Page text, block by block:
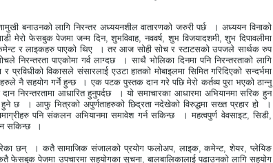
बनाउनको लागि निरन्तर अध्ययनशील वातारणको जरुरी पर्छ
। अध्ययन विनाको
मेरो फेसबुक पेजमा जन्म दिन, शुभविवाह, नववर्ष, शुभ विजयादशमी, शुभ दिपावलीमा
र लाइकहरु पाएको थिए
। तर आज सोही सोच र स्टाटसको उपजले सार्थक रुप
निरन्तरता पाएकोमा गर्व लाग्दछ
। साथै भोलिका दिनमा पनि निरन्तरताको लागि
र प्रविधीको विकासले संसारलाई एउटा हातको मोबाइलमा सिमित गरिदिएको सन्दर्भमा
नै सहयोग गर्ने हुन्छ
। एक पटक पुस्तक दान गरे पछि मेरो कर्तव्य पुरा भएको ठान्नु
निरन्तरतामा आधारित हुनुपर्दछ
। यो समाचारका आधारमा अभियानमा सरिक हुन
हुने छ
। आफु भित्रको अपुर्णताहरुको छिद्रता नदेखेको विरुद्धमा सख्त प्रहार हो
।
पनि संकलन अभियानमा समावेश गर्न सकिन्छ । महत्वपुर्ण वेवसाइट, सिडी,
सकिन्छ
।
छन् । कतै सामाजिक संजालको प्रयोग फलोअप, लाइक, कमेन्ट, शेयर, प्लेयिङ
फेसबुक पेजमा उपचारमा सहयोगका सूचना, बालबालिकालाई पढाउनको लागि सहयोग